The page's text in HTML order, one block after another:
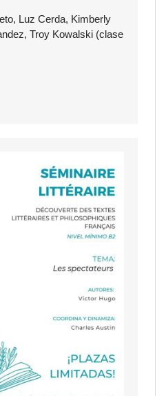
Luz Cerda, Kimberly
Troy Kowalski (clase